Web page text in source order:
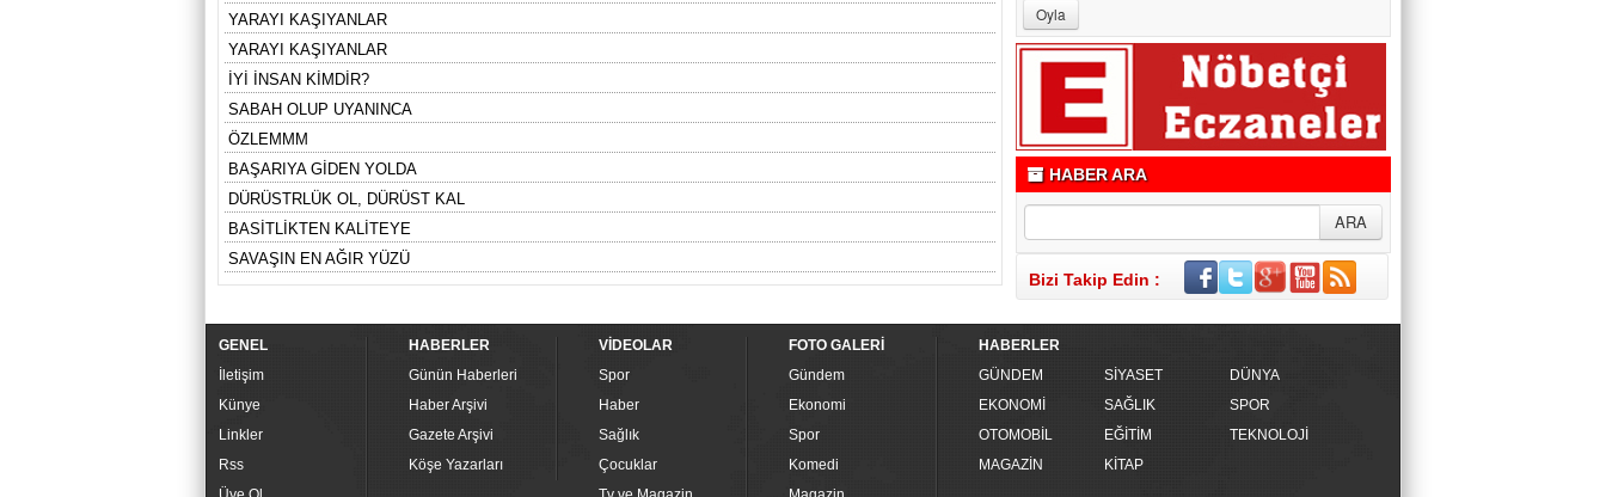
YARAYI KAŞIYANLAR
YARAYI KAŞIYANLAR
İYİ İNSAN KİMDİR?
SABAH OLUP UYANINCA
ÖZLEMMM
BAŞARIYA GİDEN YOLDA
DÜRÜSTRLÜK OL, DÜRÜST KAL
BASİTLİKTEN KALİTEYE
SAVAŞIN EN AĞIR YÜZÜ
HABER ARA
Bizi Takip Edin :
GENEL
İletişim
Künye
Linkler
Rss
HABERLER
Günün Haberleri
Haber Arşivi
Gazete Arşivi
Köşe Yazarları
VİDEOLAR
Spor
Haber
Sağlık
Çocuklar
FOTO GALERİ
Gündem
Ekonomi
Spor
Komedi
HABERLER
GÜNDEM
SİYASET
DÜNYA
EKONOMİ
SAĞLIK
SPOR
OTOMOBİL
EĞİTİM
TEKNOLOJİ
MAGAZİN
KİTAP